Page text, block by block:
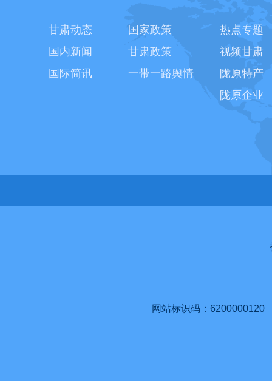
甘肃动态
国内新闻
国际简讯
国家政策
甘肃政策
一带一路舆情
热点专题
视频甘肃
陇原特产
陇原企业
网站标识码：6200000120